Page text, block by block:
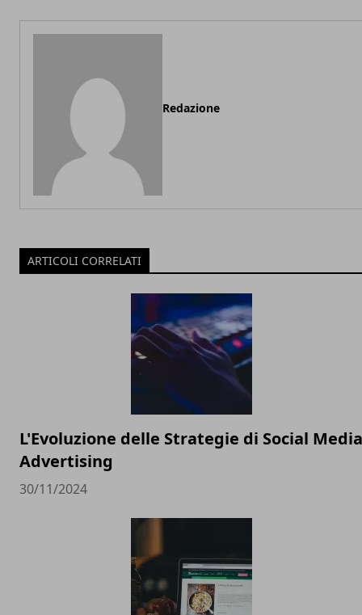
Redazione
ARTICOLI CORRELATI
L'Evoluzione delle Strategie di Social Media
Advertising
30/11/2024